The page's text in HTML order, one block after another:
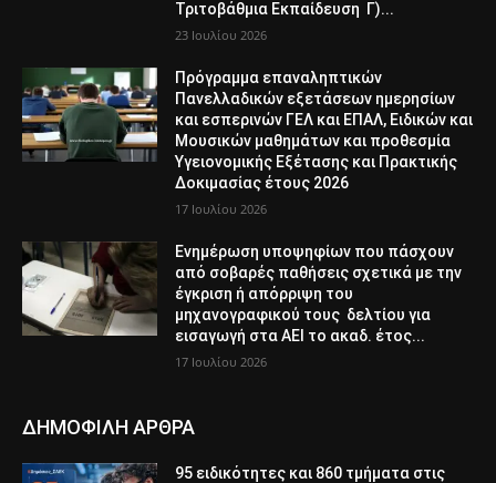
Τριτοβάθμια Εκπαίδευση Γ)...
23 Ιουλίου 2026
Πρόγραμμα επαναληπτικών
Πανελλαδικών εξετάσεων ημερησίων
και εσπερινών ΓΕΛ και ΕΠΑΛ, Ειδικών και
Μουσικών μαθημάτων και προθεσμία
Υγειονομικής Εξέτασης και Πρακτικής
Δοκιμασίας έτους 2026
17 Ιουλίου 2026
Ενημέρωση υποψηφίων που πάσχουν
από σοβαρές παθήσεις σχετικά με την
έγκριση ή απόρριψη του
μηχανογραφικού τους δελτίου για
εισαγωγή στα ΑΕΙ το ακαδ. έτος...
17 Ιουλίου 2026
ΔΗΜΟΦΙΛΗ ΑΡΘΡΑ
95 ειδικότητες και 860 τμήματα στις